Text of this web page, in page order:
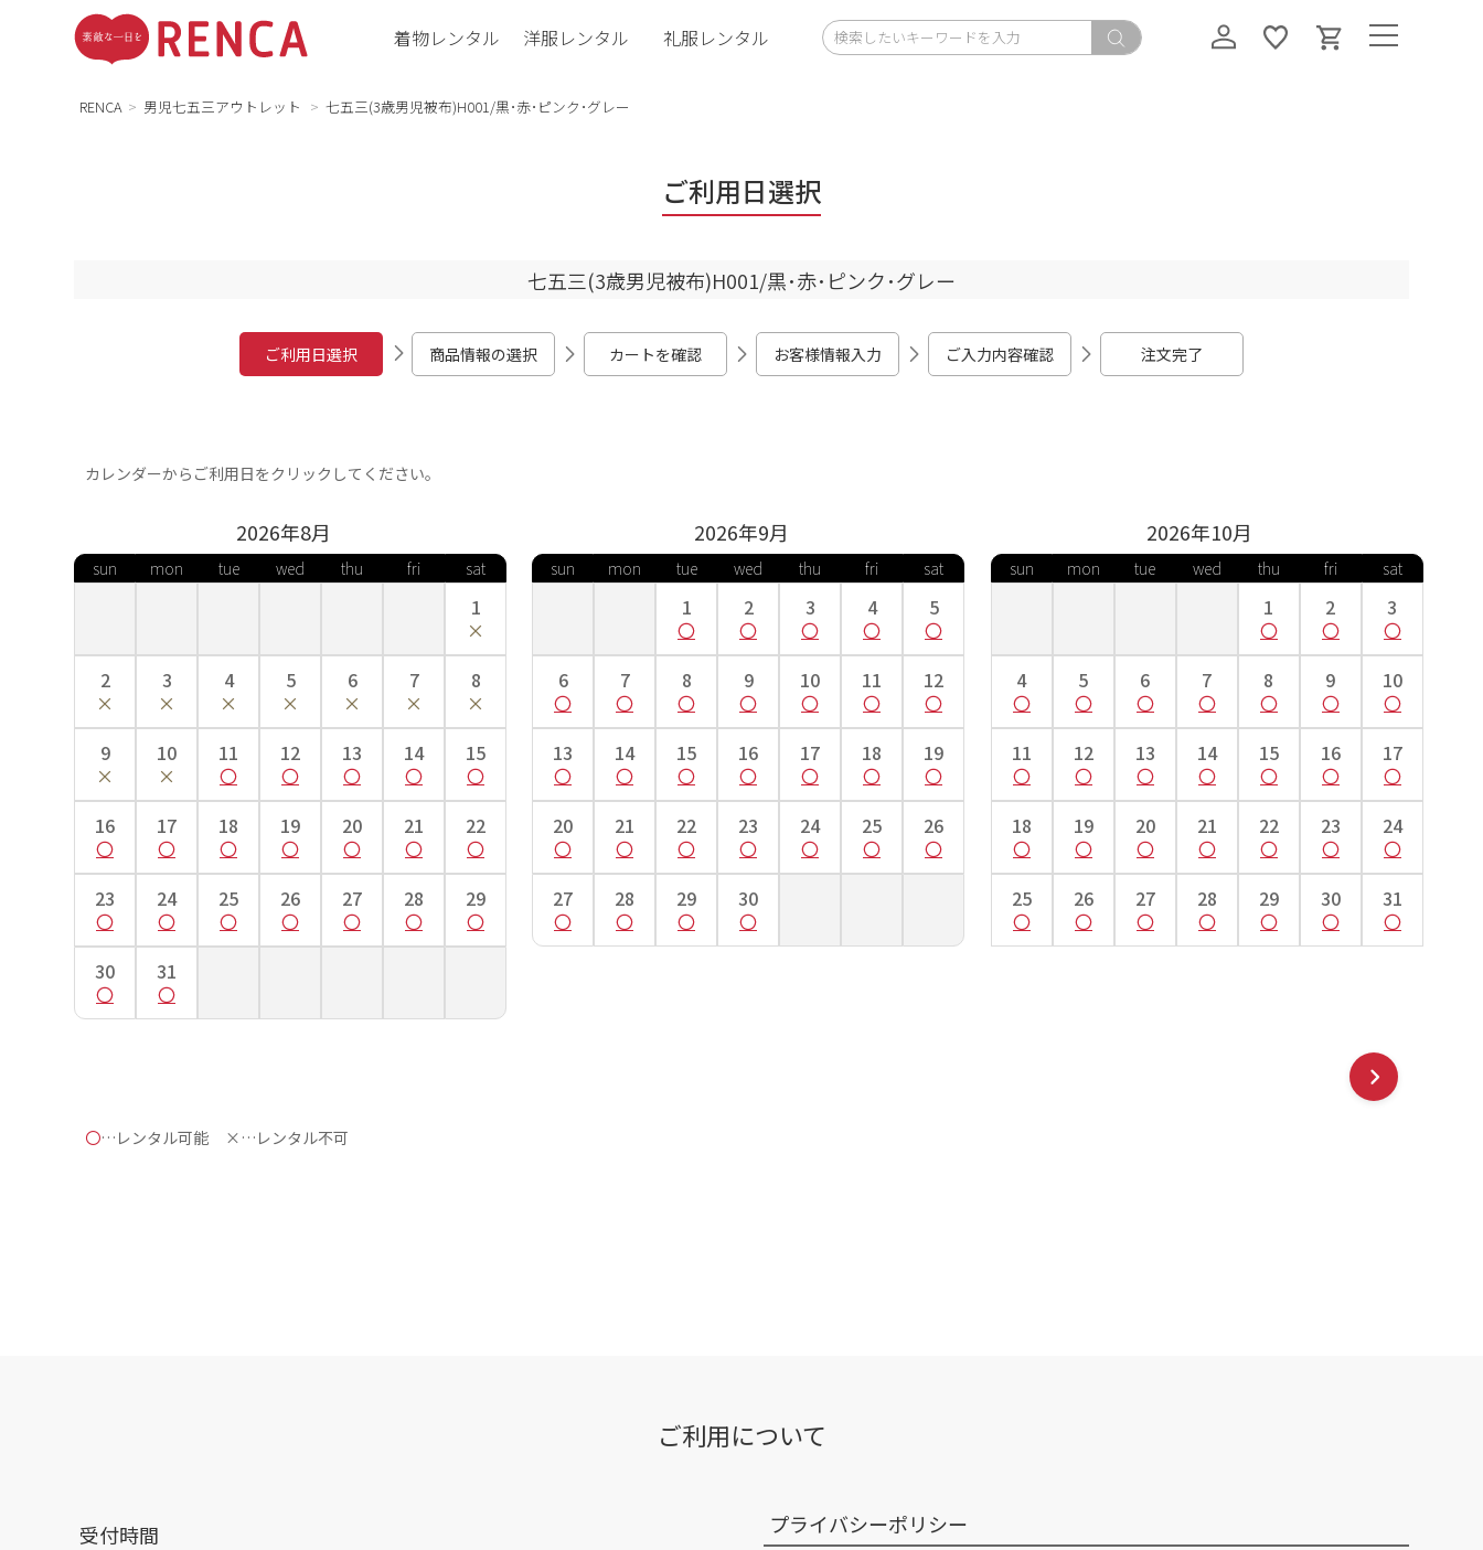
着物レンタル 洋服レンタル 礼服レンタル
RENCA 男児七五三アウトレット 七五三(3歳男児被布)H001/黒･赤･ピンク･グレー
ご利用日選択
七五三(3歳男児被布)H001/黒･赤･ピンク･グレー
ご利用日選択 商品情報の選択 カートを確認 お客様情報入力 ご入力内容確認 注文完了
カレンダーからご利用日をクリックしてください。
2026年8月
sun mon tue wed thu fri sat
1
2 3 4 5 6 7 8
9 10 11 12 13 14 15
16 17 18 19 20 21 22
23 24 25 26 27 28 29
30 31
2026年9月
sun mon tue wed thu fri sat
1 2 3 4 5
6 7 8 9 10 11 12
13 14 15 16 17 18 19
20 21 22 23 24 25 26
27 28 29 30
2026年10月
sun mon tue wed thu fri sat
1 2 3
4 5 6 7 8 9 10
11 12 13 14 15 16 17
18 19 20 21 22 23 24
25 26 27 28 29 30 31
〇…レンタル可能 ×…レンタル不可
ご利用について
受付時間 プライバシーポリシー